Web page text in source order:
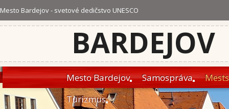
Mesto Bardejov - svetové dedičstvo UNESCO
BARDEJOV
Mesto Bardejov Samospráva
Turizmus